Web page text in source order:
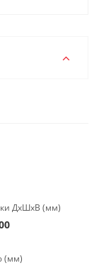
ДхШхВ (мм)
(мм)